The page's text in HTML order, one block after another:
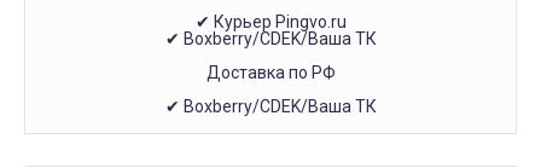
✔ Курьер Pingvo.ru
✔ Boxberry/CDEK/Ваша ТК
Доставка по РФ
✔ Boxberry/CDEK/Ваша ТК